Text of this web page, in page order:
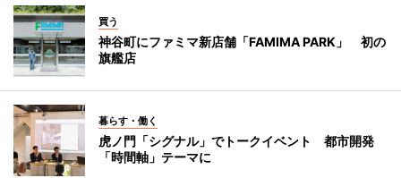
買う
神谷町にファミマ新店舗「FAMIMA PARK」 初の
旗艦店
暮らす・働く
虎ノ門「シグナル」でトークイベント 都市開発
「時間軸」テーマに